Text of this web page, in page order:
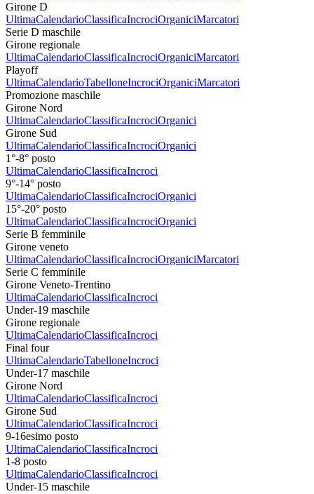
Girone D
UltimaCalendarioClassificaIncrociOrganiciMarcatori
Serie D maschile
Girone regionale
UltimaCalendarioClassificaIncrociOrganiciMarcatori
Playoff
UltimaCalendarioTabelloneIncrociOrganiciMarcatori
Promozione maschile
Girone Nord
UltimaCalendarioClassificaIncrociOrganici
Girone Sud
UltimaCalendarioClassificaIncrociOrganici
1°-8° posto
UltimaCalendarioClassificaIncroci
9°-14° posto
UltimaCalendarioClassificaIncrociOrganici
15°-20° posto
UltimaCalendarioClassificaIncrociOrganici
Serie B femminile
Girone veneto
UltimaCalendarioClassificaIncrociOrganiciMarcatori
Serie C femminile
Girone Veneto-Trentino
UltimaCalendarioClassificaIncroci
Under-19 maschile
Girone regionale
UltimaCalendarioClassificaIncroci
Final four
UltimaCalendarioTabelloneIncroci
Under-17 maschile
Girone Nord
UltimaCalendarioClassificaIncroci
Girone Sud
UltimaCalendarioClassificaIncroci
9-16esimo posto
UltimaCalendarioClassificaIncroci
1-8 posto
UltimaCalendarioClassificaIncroci
Under-15 maschile